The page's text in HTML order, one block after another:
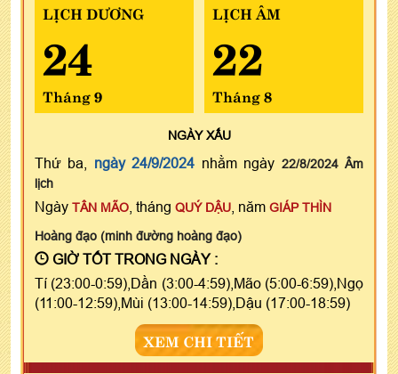
LỊCH DƯƠNG
24
Tháng 9
LỊCH ÂM
22
Tháng 8
NGÀYXẤU
Thứ ba, ngày 24/9/2024 nhằm ngày 22/8/2024 Âm
lịch
Ngày TÂN MÃO , tháng QUÝ DẬU , năm GIÁP THÌN
Hoàng đạo (minh đường hoàng đạo)
GIỜ TỐT TRONG NGÀY :
Tí (23:00-0:59),Dần (3:00-4:59),Mão (5:00-6:59),Ngọ
(11:00-12:59),Mùi (13:00-14:59),Dậu (17:00-18:59)
XEM CHI TIẾT